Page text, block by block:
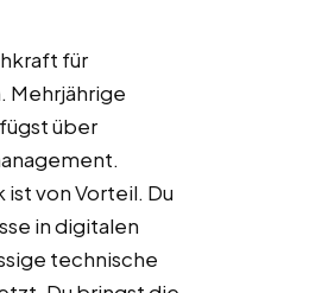
für
Mehrjährige
über
von Vorteil. Du
in digitalen
technische